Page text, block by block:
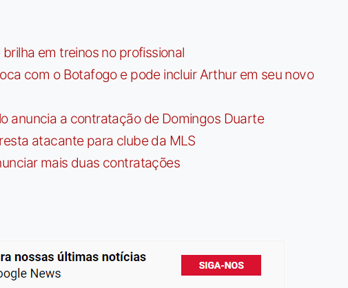
em treinos no profissional
com o Botafogo e pode incluir Arthur em seu novo
anuncia a contratação de Domingos Duarte
atacante para clube da MLS
mais duas contratações